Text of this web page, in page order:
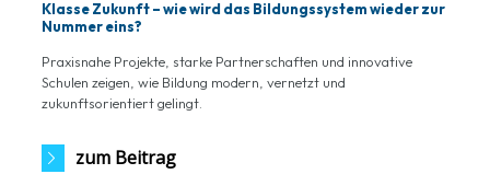
Klasse Zukunft – wie wird das Bildungssystem wieder zur
Nummer eins?
Praxisnahe Projekte, starke Partnerschaften und innovative
Schulen zeigen, wie Bildung modern, vernetzt und
zukunftsorientiert gelingt.
zum Beitrag